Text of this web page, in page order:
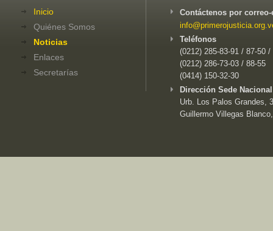
Inicio
Quiénes Somos
Noticias
Enlaces
Secretarías
Contáctenos por
Teléfonos
(0212) 285-83-91 / 87-50 /
(0212) 286-73-03 / 88-55
(0414) 150-32-30
Dirección Sede
Urb. Los Palos Grandes,
Guillermo Villegas